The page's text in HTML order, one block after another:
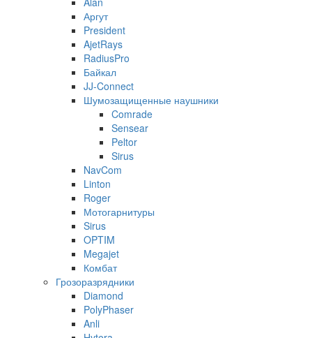
Аргут
President
AjetRays
RadiusPro
Байкал
JJ-Connect
Шумозащищенные наушники
Comrade
Sensear
Peltor
Sirus
NavCom
Linton
Roger
Мотогарнитуры
Sirus
OPTIM
Megajet
Комбат
Грозоразрядники
Diamond
PolyPhaser
Anli